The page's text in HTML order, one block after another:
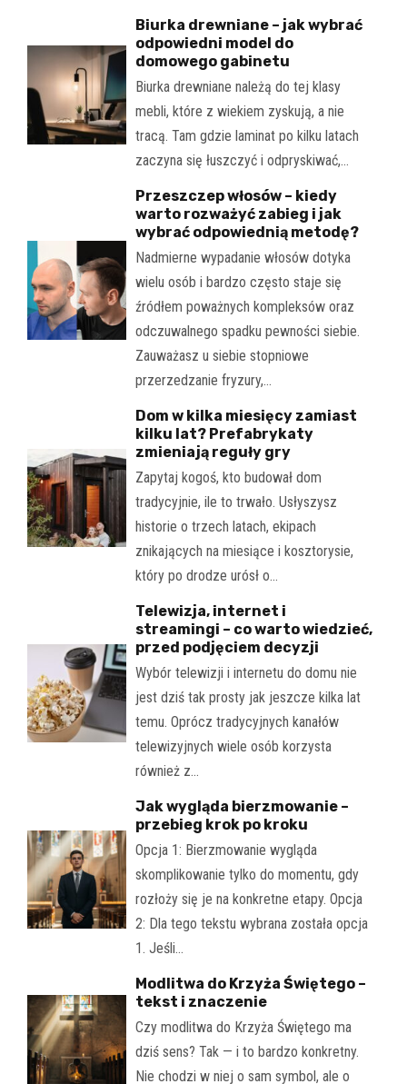
Biurka drewniane – jak wybrać
odpowiedni model do
domowego gabinetu
Biurka drewniane należą do tej klasy
mebli, które z wiekiem zyskują, a nie
tracą. Tam gdzie laminat po kilku latach
zaczyna się łuszczyć i odpryskiwać,…
Przeszczep włosów – kiedy
warto rozważyć zabieg i jak
wybrać odpowiednią metodę?
Nadmierne wypadanie włosów dotyka
wielu osób i bardzo często staje się
źródłem poważnych kompleksów oraz
odczuwalnego spadku pewności siebie.
Zauważasz u siebie stopniowe
przerzedzanie fryzury,…
Dom w kilka miesięcy zamiast
kilku lat? Prefabrykaty
zmieniają reguły gry
Zapytaj kogoś, kto budował dom
tradycyjnie, ile to trwało. Usłyszysz
historie o trzech latach, ekipach
znikających na miesiące i kosztorysie,
który po drodze urósł o…
Telewizja, internet i
streamingi – co warto wiedzieć,
przed podjęciem decyzji
Wybór telewizji i internetu do domu nie
jest dziś tak prosty jak jeszcze kilka lat
temu. Oprócz tradycyjnych kanałów
telewizyjnych wiele osób korzysta
również z…
Jak wygląda bierzmowanie –
przebieg krok po kroku
Opcja 1: Bierzmowanie wygląda
skomplikowanie tylko do momentu, gdy
rozłoży się je na konkretne etapy. Opcja
2: Dla tego tekstu wybrana została opcja
1. Jeśli…
Modlitwa do Krzyża Świętego –
tekst i znaczenie
Czy modlitwa do Krzyża Świętego ma
dziś sens? Tak — i to bardzo konkretny.
Nie chodzi w niej o sam symbol, ale o